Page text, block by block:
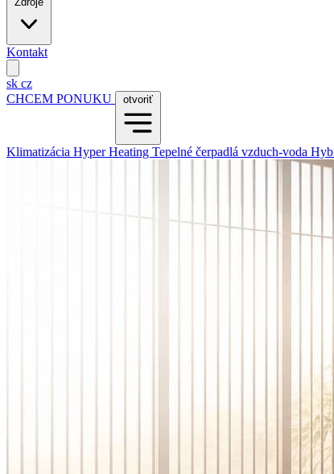
Kontakt
sk cz
CHCEM PONUKU
otvoriť
Klimatizácia Hyper Heating Tepelné čerpadlá vzduch-voda